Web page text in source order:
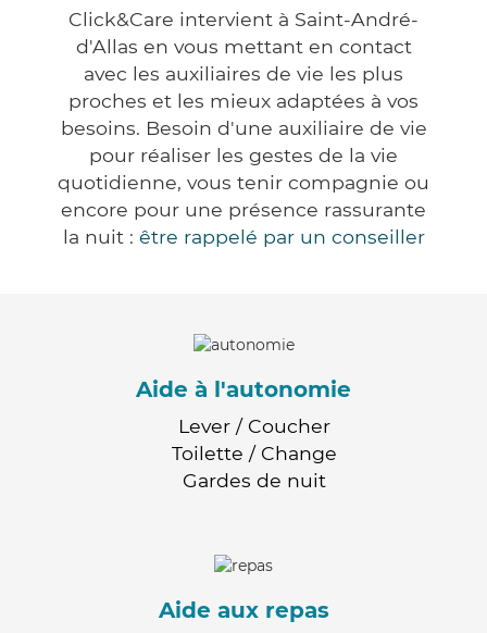
Click&Care intervient à Saint-André-
d'Allas en vous mettant en contact
avec les auxiliaires de vie les plus
proches et les mieux adaptées à vos
besoins. Besoin d'une auxiliaire de vie
pour réaliser les gestes de la vie
quotidienne, vous tenir compagnie ou
encore pour une présence rassurante
la nuit : être rappelé par un conseiller
Aide à l'autonomie
Lever / Coucher
Toilette / Change
Gardes de nuit
Aide aux repas